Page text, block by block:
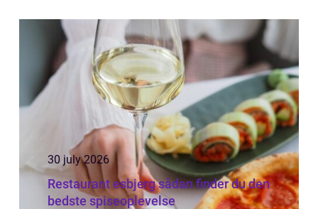
30 july 2026
Restaurant esbjerg sådan finder du den
bedste spiseoplevelse